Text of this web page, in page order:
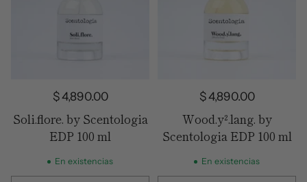
$ 4,890.00
Soli.flore. by Scentologia
EDP 100 ml
En existencias
$ 4,890.00
Wood.y².lang. by
Scentologia EDP 100 ml
En existencias